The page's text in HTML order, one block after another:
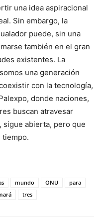
una idea aspiracional
Sin embargo, la
puede, sin una
también en el gran
existentes. La
una generación
con la tecnología,
donde naciones,
buscan atravesar
sigue abierta, pero que
tiempo.
mundo ONU
para
tres